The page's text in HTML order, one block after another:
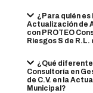
¿Para quién
Actualización de
con PROTEO
Riesgos S de R.L.
¿Qué
Consultoría en
de C.V. en la
Municipal?